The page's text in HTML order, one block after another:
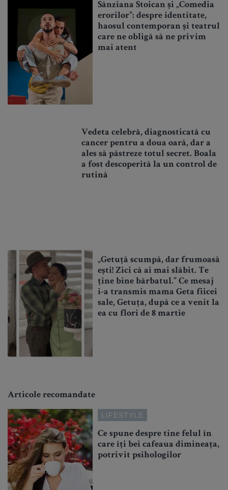
Sânziana Stoican și „Comedia
erorilor”: despre identitate,
haosul contemporan și teatrul
care ne obligă să ne privim
mai atent
Vedeta celebră, diagnosticată cu
cancer pentru a doua oară, dar a
ales să păstreze totul secret. Boala
a fost descoperită la un control de
rutină
„Getuță scumpă, dar frumoasă
ești! Zici că ai mai slăbit. Te
ține bine bărbatul.” Ce mesaj
i-a transmis mama Geta fiicei
sale, Getuța, după ce a venit la
ea cu flori de 8 martie
Articole recomandate
LIFESTYLE
Ce spune despre tine felul în
care îți bei cafeaua dimineața,
potrivit psihologilor